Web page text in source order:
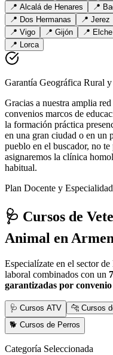
📍 Alcalá de Henares 📍
📍 Dos Hermanas 📍 Jerez
📍 Vigo 📍 Gijón 📍 Elche
📍 Lorca
Garantía Geográfica Rural
Gracias a nuestra amplia
convenios marcos de
la formación práctica
en una gran ciudad o en un
pueblo en el buscador, no
asignaremos la clínica
habitual.
Plan Docente y
🩺 Cursos de
Animal en
Especialízate en el sector
laboral combinados con un
garantizadas por convenio
🩺 Cursos ATV 🐆 Cursos
🐕 Cursos de Perros
Categoría Seleccionada